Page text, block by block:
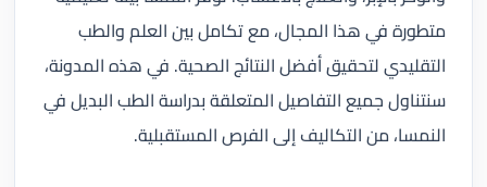
متطورة في هذا المجال، مع تكامل بين العلم والطب
التقليدي لتحقيق أفضل النتائج الصحية. في هذه المدونة،
سنتناول جميع التفاصيل المتعلقة بدراسة الطب البديل في
النمسا، من التكاليف إلى الفرص المستقبلية.